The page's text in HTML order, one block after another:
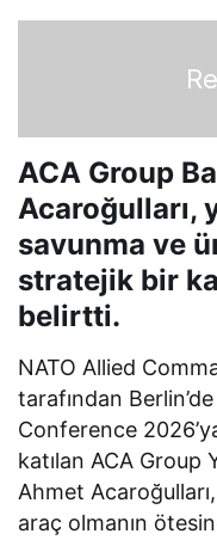
ACA Group
Acaroğulları,
savunma ve
stratejik bir
belirtti.
NATO Allied
tarafından
Conference
katılan ACA Group
Ahmet
araç olmanın